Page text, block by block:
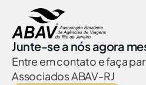
Junte-se a nós agora
Entre em contato e faça
Associados ABAV-RJ